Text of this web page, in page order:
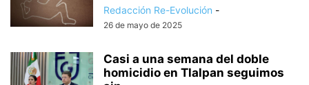
Redacción Re-Evolución -
26 de mayo de 2025
Casi a una semana del doble
homicidio en Tlalpan seguimos